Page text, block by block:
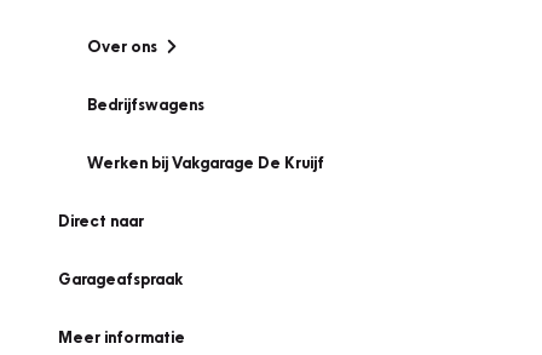
Over ons
Bedrijfswagens
Werken bij Vakgarage De Kruijf
Direct naar
Garageafspraak
Meer informatie